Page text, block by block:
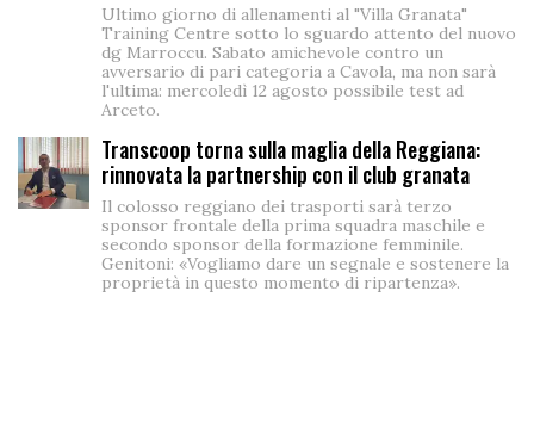
Ultimo giorno di allenamenti al "Villa Granata"
Training Centre sotto lo sguardo attento del nuovo
dg Marroccu. Sabato amichevole contro un
avversario di pari categoria a Cavola, ma non sarà
l'ultima: mercoledì 12 agosto possibile test ad
Arceto.
Transcoop torna sulla maglia della Reggiana:
rinnovata la partnership con il club granata
Il colosso reggiano dei trasporti sarà terzo
sponsor frontale della prima squadra maschile e
secondo sponsor della formazione femminile.
Genitoni: «Vogliamo dare un segnale e sostenere la
proprietà in questo momento di ripartenza».